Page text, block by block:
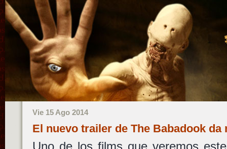
Vie 15 Ago 2014
El nuevo trailer de The Babadook
Uno de los films que veremos